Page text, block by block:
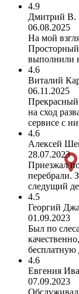
4.9
Дмитрий В.
06.08.2025
На мой
Просторный
выполнили
4.6
Виталий
06.11.2025
на сход
сервисе с
4.6
Алексей
28.07.2023
Приезжал
перебрали.
следущий
4.5
Георгий
01.09.2023
Был по
бесплатную
4.6
Евгения
07.09.2023